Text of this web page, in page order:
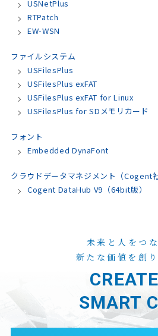
USNetPlus
RTPatch
EW-WSN
ファイルシステム
USFilesPlus
USFilesPlus exFAT
USFilesPlus exFAT for Linux
USFilesPlus for SDメモリカード
フォント
Embedded DynaFont
クラウドデータマネジメント（Cogent社
Cogent DataHub V9（64bit版）
未来と人をつな
新たな価値を創
SMART